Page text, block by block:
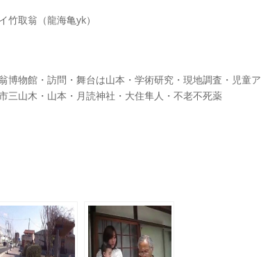
取翁（龍海亀yk）
博物館・訪問・舞台は山本・学術研究・現地調査・児童ア
三山木・山本・月読神社・大住隼人・不老不死薬